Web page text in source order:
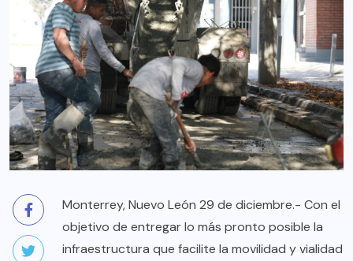
Monterrey, Nuevo León 29 de diciembre.- Con el
objetivo de entregar lo más pronto posible la
infraestructura que facilite la movilidad y vialidad